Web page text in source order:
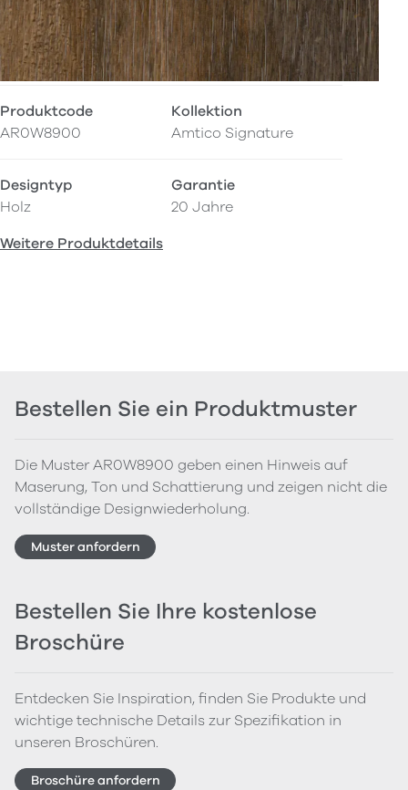
Produktcode
AR0W8900
Kollektion
Amtico Signature
Designtyp
Holz
Garantie
20 Jahre
Weitere Produktdetails
Bestellen Sie ein Produktmuster
Die Muster AR0W8900 geben einen Hinweis auf
Maserung, Ton und Schattierung und zeigen nicht die
vollständige Designwiederholung.
Muster anfordern
Bestellen Sie Ihre kostenlose
Broschüre
Entdecken Sie Inspiration, finden Sie Produkte und
wichtige technische Details zur Spezifikation in
unseren Broschüren.
Broschüre anfordern